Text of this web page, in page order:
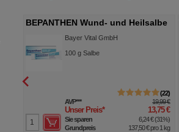
BEPANTHEN Wund- und Heilsalbe
Bayer Vital GmbH
100g Salbe
22
AVP*** 19,99 €
Unser Preis* 13,75 €
Sie sparen 6,24 €(31%)
Grundpreis
137,50 €pro 1 kg